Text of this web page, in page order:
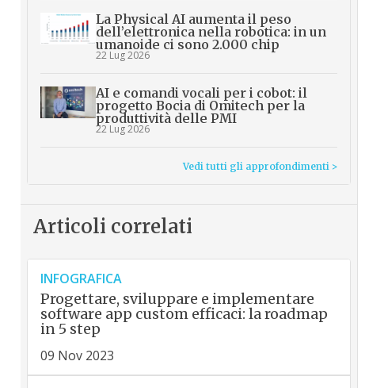
La Physical AI aumenta il peso
dell’elettronica nella robotica: in un
umanoide ci sono 2.000 chip
22 Lug 2026
AI e comandi vocali per i cobot: il
progetto Bocia di Omitech per la
produttività delle PMI
22 Lug 2026
Vedi tutti gli approfondimenti >
Articoli correlati
INFOGRAFICA
Progettare, sviluppare e implementare
software app custom efficaci: la roadmap
in 5 step
09 Nov 2023